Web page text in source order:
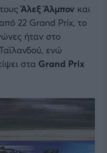
Άλεξ Άλμπον και
22 Grand Prix, το
ήταν στο
ενώ
στα Grand Prix